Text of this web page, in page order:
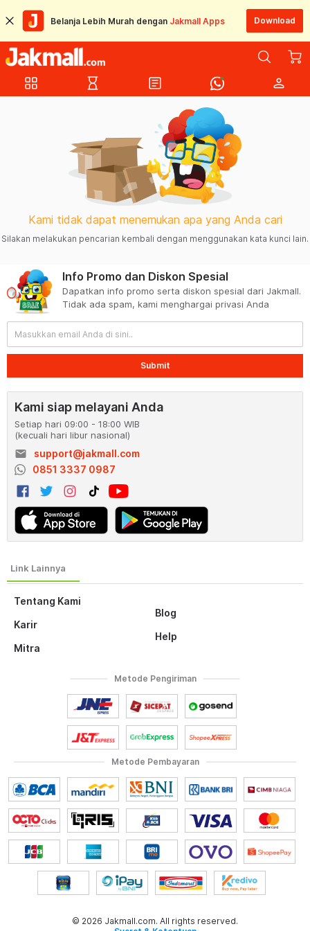
Belanja Lebih Murah dengan Jakmall Apps Download
grid_view hourglass_empty article person
Kami tidak dapat menemukan apa yang Anda cari
Silakan melakukan pencarian kembali dengan menggunakan kata kunci lain.
Tentang Kami
Karir
Mitra
Blog
Help
Info Promo dan Diskon Spesial
Dapatkan info promo serta diskon spesial dari Jakmall.
Tidak ada spam, kami menghargai privasi Anda
Submit
Kami siap melayani Anda
Setiap hari 09:00 - 18:00 WIB
(kecuali hari libur nasional)
email
support@jakmall.com
0851 3337 0987
Metode Pembayaran
Metode Pengiriman
© 2026 Jakmall.com. All rights reserved.